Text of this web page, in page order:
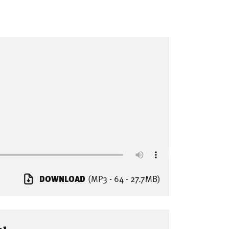
DOWNLOAD (MP3 - 64 - 27.7MB)